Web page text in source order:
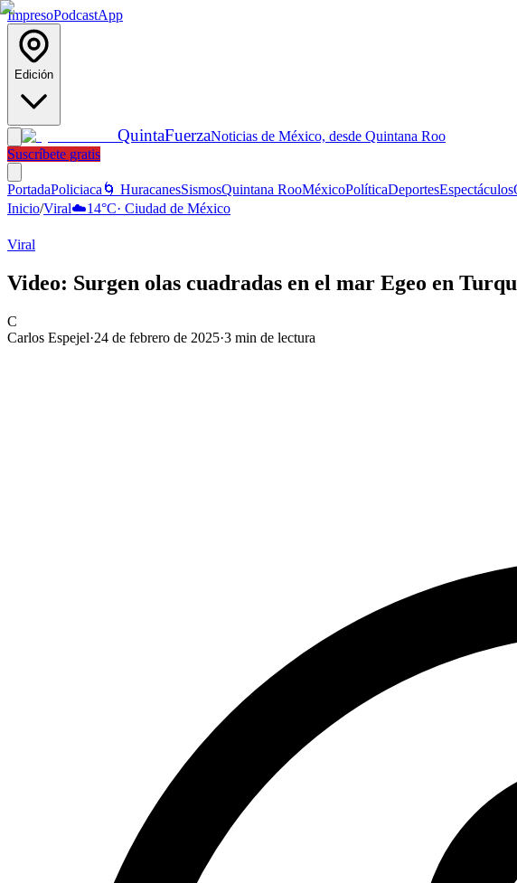
ImpresoPodcastApp
Edición
QuintaFuerzaNoticias de México, desde Quintana Roo
Suscríbete gratis
PortadaPoliciaca 🌀 HuracanesSismosQuintana RooMéxicoPolíticaDeportesEspectáculos
Inicio/Viral☁️14°C· Ciudad de México
Viral
Video: Surgen olas cuadradas en el mar Egeo en
C
Carlos Espejel·24 de febrero de 2025·3 min de lectura